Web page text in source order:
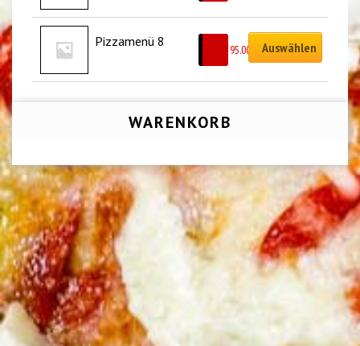
Pizzamenü 8
95.00 Auswählen
WARENKORB